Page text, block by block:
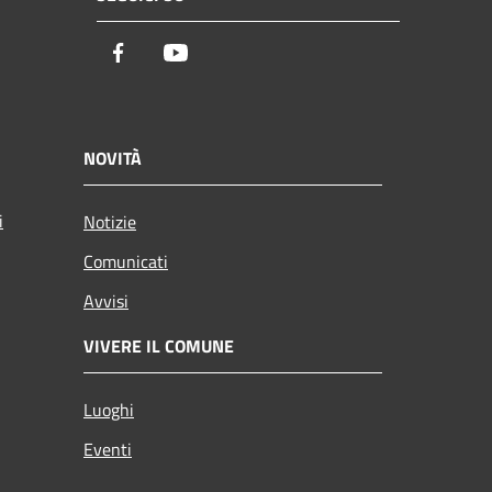
Facebook
NOVITÀ
Notizie
Comunicati
Avvisi
VIVERE IL COMUNE
Luoghi
Eventi